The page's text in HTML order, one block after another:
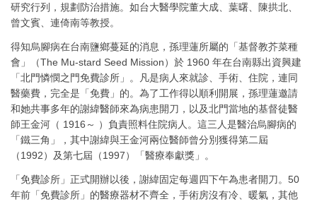
研究行列，規劃防治措施。如台大醫學院董大成、葉曙、陳拱北、
曾文賓、連倚南等教授。
得知烏腳病在台南鹽鄉蔓延的消息，孫理蓮所屬的「基督教芥菜種
會」（The Mu-stard Seed Mission）於 1960 年在台南縣出資興建
「北門憐憫之門免費診所」。凡是病人來就診、手術、住院，連同
醫藥費，完全是「免費」的。為了工作得以順利開展，孫理蓮邀請
和她共事多年的謝緯醫師來為病患開刀，以及北門當地的基督徒醫
師王金河（ 1916～ ）負責照料住院病人。這三人是醫治烏腳病的
「鐵三角」，其中謝緯與王金河兩位醫師曾分別獲得第二屆
（1992）及第七屆（1997）「醫療奉獻獎」。
「免費診所」正式開辦以後，謝緯固定每週四下午為患者開刀。50
年前「免費診所」的醫療器材不齊全，手術房沒有冷、暖氣，其他